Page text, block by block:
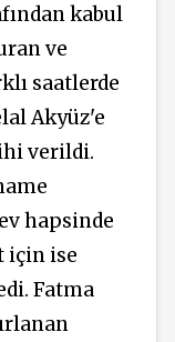
kabul
ve
saatlerde
Akyüz'e
verildi.
hapsinde
için ise
Fatma